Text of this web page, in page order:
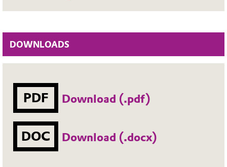
DOWNLOADS
PDF Download (.pdf)
DOC Download (.docx)